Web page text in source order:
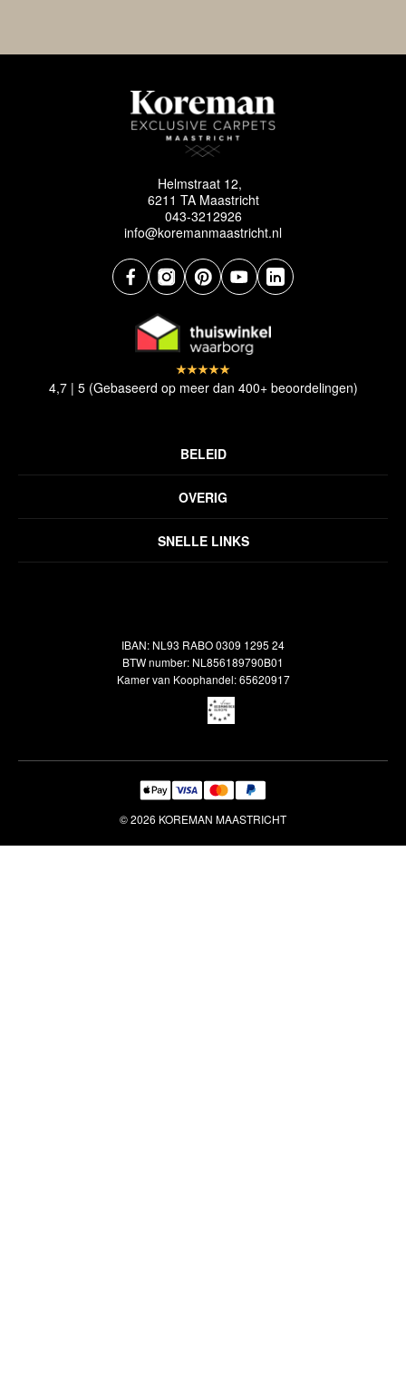
Helmstraat 12,
6211 TA Maastricht
043-3212926
info@koremanmaastricht.nl
SNELLE LINKS
OVERIG
Inspiratie
Veelgestelde vragen
BELEID
Disclaimer
Verzendbeleid
4,7 | 5 (Gebaseerd op meer dan 400+ beoordelingen)
IBAN: NL93 RABO 0309 1295 24
BTW number: NL856189790B01
Kamer van Koophandel: 65620917
© 2026 KOREMAN MAASTRICHT